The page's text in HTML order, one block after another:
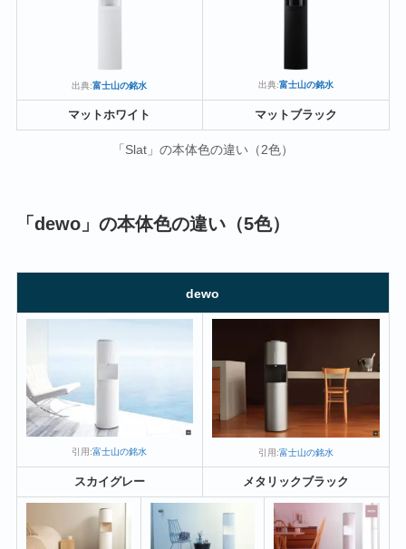
出典:富士山の銘水 出典:富士山の銘水
マットホワイト マットブラック
「Slat」の本体色の違い（2色）
「dewo」の本体色の違い（5色）
dewo
引用:富士山の銘水 引用:富士山の銘水
スカイグレー メタリックブラック